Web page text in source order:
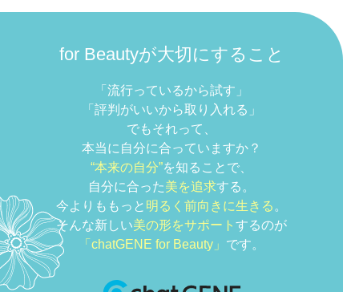
for Beautyが大切にすること
「流行っているから試す」
「評判がいいから取り入れる」
でもそれって、
本当に自分に合っていますか？
“本来の自分”を知ることで、
自分に合った美を追求する。
今よりももっと 明るく前向きに生きる 。
そんな新しい美の形をサポート するのが
「chatGENE for Beauty」 です。